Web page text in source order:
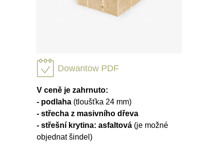
V ceně je zahrnuto:
- podlaha (tloušťka 24 mm)
- střecha z masivního dřeva
- střešní krytina: asfaltová (je možné
objednat šindel)
Dowantow PDF